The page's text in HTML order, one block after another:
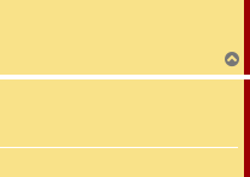
a